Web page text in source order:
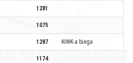
1281
1075
1287 KIWK-a biega
1174